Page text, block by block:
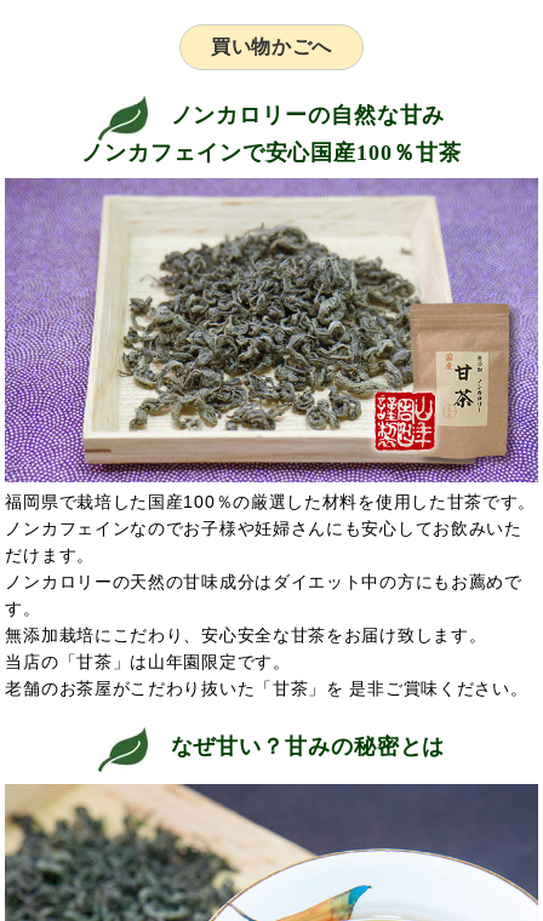
買い物かごへ
ノンカロリーの自然な甘み
ノンカフェインで安心国産100％甘茶
福岡県で栽培した国産100％の厳選した材料を使用した甘茶です。
ノンカフェインなのでお子様や妊婦さんにも安心してお飲みいた
だけます。
ノンカロリーの天然の甘味成分はダイエット中の方にもお薦めで
す。
無添加栽培にこだわり、安心安全な甘茶をお届け致します。
当店の「甘茶」は山年園限定です。
老舗のお茶屋がこだわり抜いた「甘茶」を 是非ご賞味ください。
なぜ甘い？甘みの秘密とは